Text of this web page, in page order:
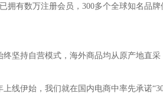
拥有数万注册会员，300多个全球知名品
坚持自营模式，海外商品均从原产地直
上线伊始，我们就在国内电商中率先承诺